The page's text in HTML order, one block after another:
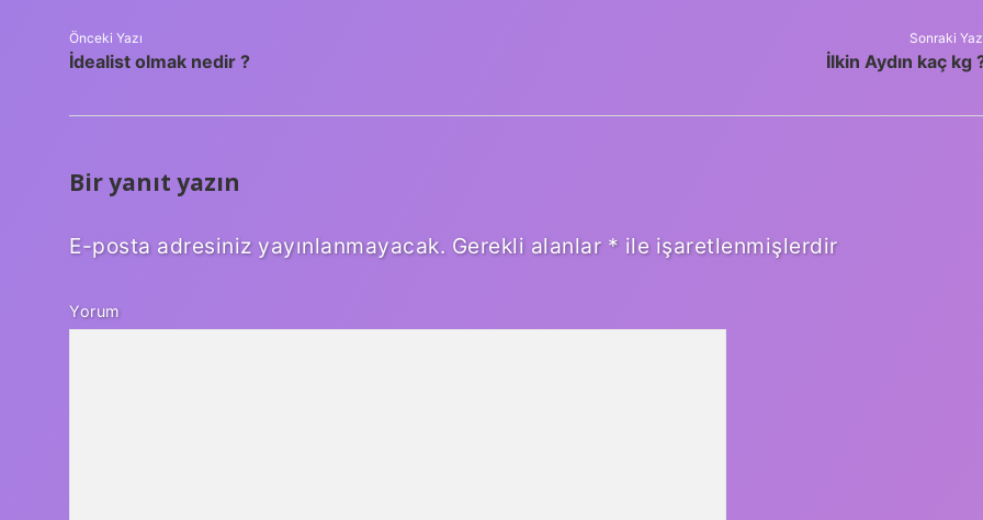
Önceki Yazı
İdealist olmak nedir ?
Sonraki
İlkin Aydın kaç kg
Bir yanıt yazın
E-posta adresiniz yayınlanmayacak. Gerekli alanlar * ile işaretlenmişlerdir
Yorum